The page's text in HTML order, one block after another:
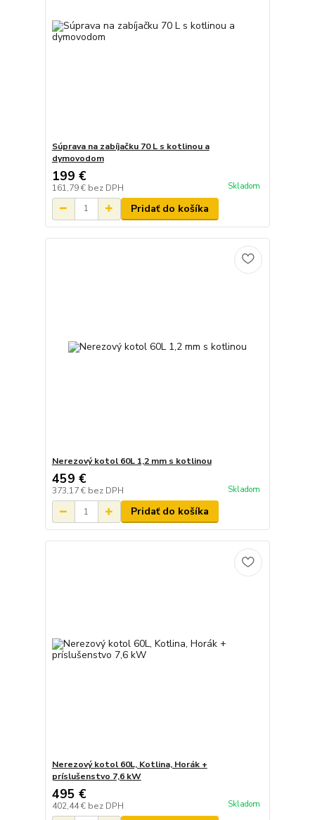
Súprava na zabíjačku 70 L s kotlinou a
dymovodom
199 €
161,79 € bez DPH Skladom
Pridať do košíka
Nerezový kotol 60L 1,2 mm s kotlinou
459 €
373,17 € bez DPH Skladom
Pridať do košíka
Nerezový kotol 60L, Kotlina, Horák +
príslušenstvo 7,6 kW
495 €
402,44 € bez DPH Skladom